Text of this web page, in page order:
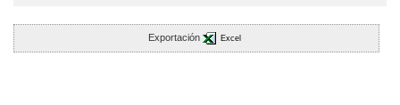
Exportación Excel